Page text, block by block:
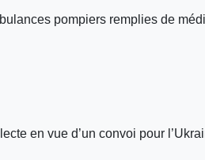
pompiers remplies de
en vue d’un convoi pour